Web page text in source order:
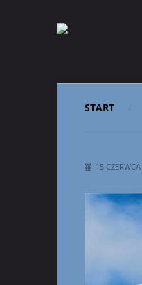
START
15